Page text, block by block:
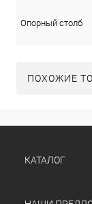
Опорный столб
ПОХОЖИЕ
КАТАЛОГ